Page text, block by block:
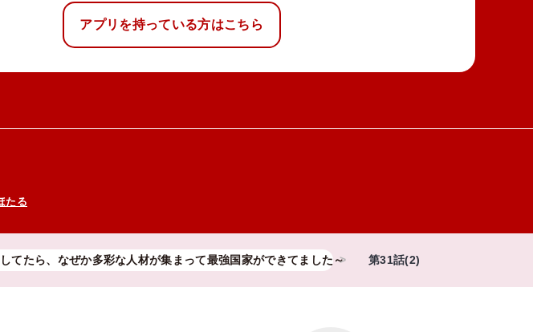
アプリを持っている方はこちら
たる
てたら、なぜか多彩な人材が集まって最強国家ができてました～ 第31話(2)